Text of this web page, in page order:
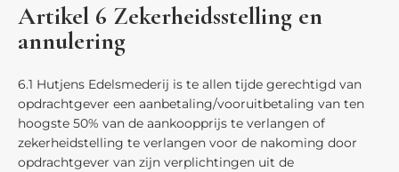
Artikel 6 Zekerheidsstelling en
annulering
6.1 Hutjens Edelsmederij is te allen tijde gerechtigd van
opdrachtgever een aanbetaling/vooruitbetaling van ten
hoogste 50% van de aankoopprijs te verlangen of
zekerheidstelling te verlangen voor de nakoming door
opdrachtgever van zijn verplichtingen uit de